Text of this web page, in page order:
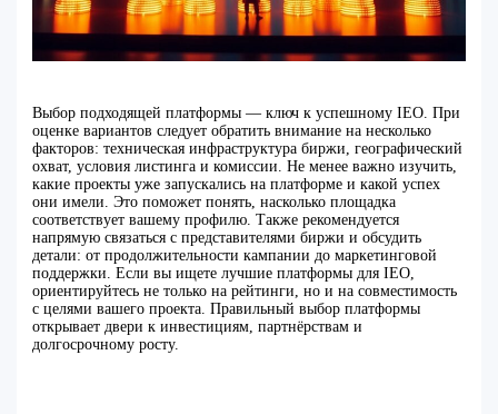
Выбор подходящей платформы — ключ к успешному IEO. При
оценке вариантов следует обратить внимание на несколько
факторов: техническая инфраструктура биржи, географический
охват, условия листинга и комиссии. Не менее важно изучить,
какие проекты уже запускались на платформе и какой успех
они имели. Это поможет понять, насколько площадка
соответствует вашему профилю. Также рекомендуется
напрямую связаться с представителями биржи и обсудить
детали: от продолжительности кампании до маркетинговой
поддержки. Если вы ищете лучшие платформы для IEO,
ориентируйтесь не только на рейтинги, но и на совместимость
с целями вашего проекта. Правильный выбор платформы
открывает двери к инвестициям, партнёрствам и
долгосрочному росту.